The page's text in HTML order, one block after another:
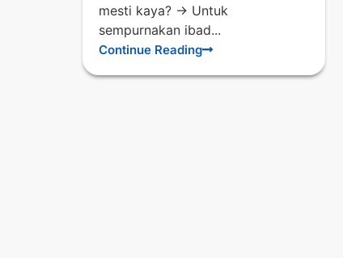
mesti kaya? -> Untuk
sempurnakan ibad...
Continue Reading